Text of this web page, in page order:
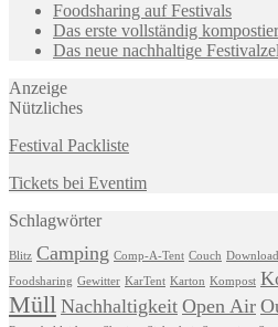
Foodsharing auf Festivals
Das erste vollständig
Das neue nachhaltige
Anzeige
Nützliches
Festival Packliste
Tickets bei Eventim
Schlagwörter
Blitz Camping Comp-A-Tent Couch Download
Foodsharing Gewitter KarTent Karton Kompost
Müll Nachhaltigkeit Open Air